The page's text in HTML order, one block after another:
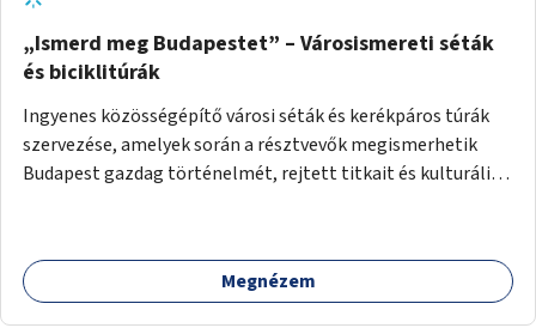
„Ismerd meg Budapestet” – Városismereti séták
és biciklitúrák
Ingyenes közösségépítő városi séták és kerékpáros túrák
szervezése, amelyek során a résztvevők megismerhetik
Budapest gazdag történelmét, rejtett titkait és kulturális
nyújthat.
Megnézem